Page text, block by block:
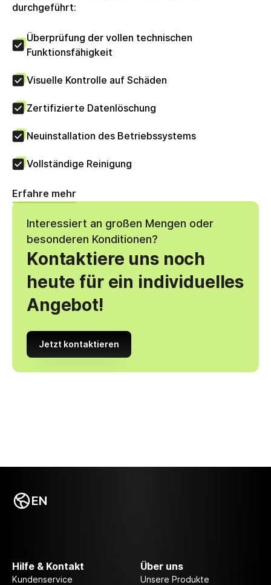
durchgeführt:
Überprüfung der vollen technischen
Funktionsfähigkeit
Visuelle Kontrolle auf Schäden
Zertifizierte Datenlöschung
Neuinstallation des Betriebssystems
Vollständige Reinigung
Erfahre mehr
Interessiert an großen Mengen oder
besonderen Konditionen?
Kontaktiere uns noch
heute für ein individuelles
Angebot!
Jetzt kontaktieren
EN
Hilfe & Kontakt
Kundenservice
Über uns
Unsere Produkte